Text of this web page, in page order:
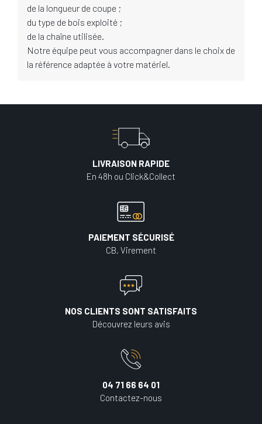
de la longueur de coupe ;
du type de bois exploité ;
de la chaîne utilisée.
Notre équipe peut vous accompagner dans le choix de
la référence adaptée à votre matériel.
LIVRAISON RAPIDE
En 48h ou Click&Collect
PAIEMENT SÉCURISÉ
CB, Virement
NOS CLIENTS SONT SATISFAITS
Découvrez leurs avis
04 71 66 64 01
Contactez-nous